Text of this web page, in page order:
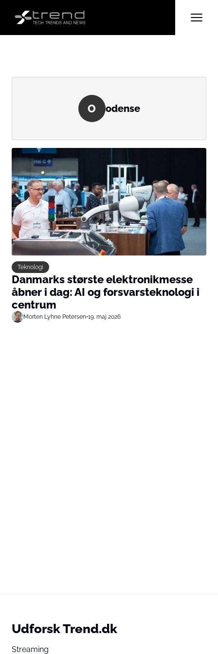
O odense
Teknologi
Danmarks største elektronikmesse
åbner i dag: AI og forsvarsteknologi i
centrum
Morten Lyhne Petersen•19. maj 2026
Udforsk Trend.dk
Streaming